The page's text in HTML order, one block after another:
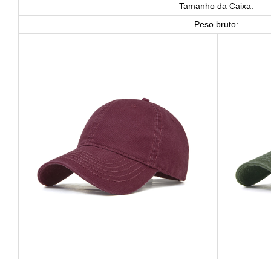
Tamanho da Caixa:
Peso bruto: